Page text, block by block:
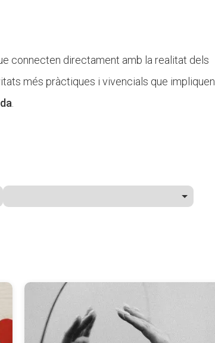
connecten directament amb la realitat dels
més pràctiques i vivencials que impliquen